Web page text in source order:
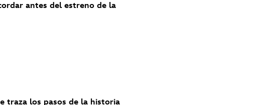
antes del estreno de la
traza los pasos de la historia